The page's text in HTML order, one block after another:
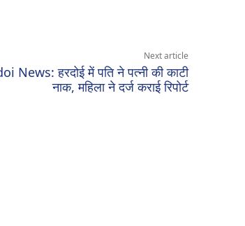
Next article
News: हरदोई में पति ने पत्नी की काटी
नाक, महिला ने दर्ज कराई रिपोर्ट